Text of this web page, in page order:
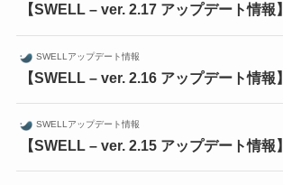
【SWELL – ver. 2.17 アップデート情報】
SWELLアップデート情報
【SWELL – ver. 2.16 アップデート情報】
SWELLアップデート情報
【SWELL – ver. 2.15 アップデート情報】